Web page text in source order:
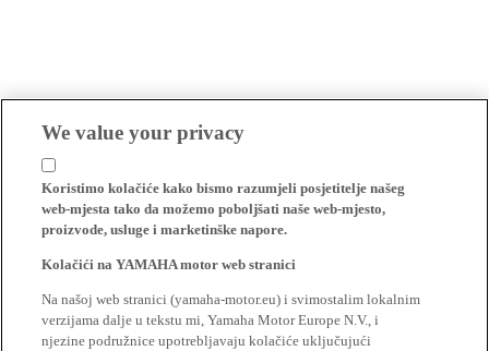
We value your privacy
Koristimo kolačiće kako bismo razumjeli posjetitelje našeg
web-mjesta tako da možemo poboljšati naše web-mjesto,
proizvode, usluge i marketinške napore.
Kolačići na YAMAHA motor web stranici
Na našoj web stranici (yamaha-motor.eu) i svimostalim lokalnim
verzijama dalje u tekstu mi, Yamaha Motor Europe N.V., i
njezine podružnice upotrebljavaju kolačiće uključujući